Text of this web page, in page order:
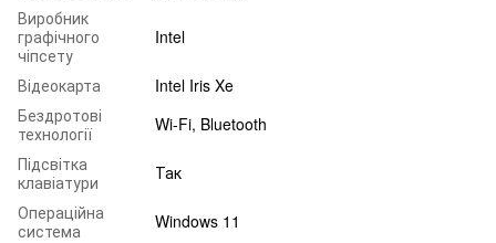
Виробник
графічного
чіпсету
Intel
Відеокарта
Intel Iris Xe
Бездротові
технології
Wi-Fi, Bluetooth
Підсвітка
клавіатури
Так
Операційна
система
Windows 11